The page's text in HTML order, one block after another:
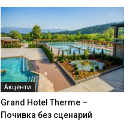
Акценти
Grand Hotel Therme –
Почивка без сценарий